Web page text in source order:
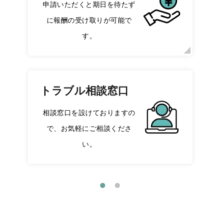
申請いただくと期日を待たず
に報酬の受け取りが可能で
す。
トラブル相談窓口
相談窓口を設けておりますの
で、お気軽にご相談くださ
い。